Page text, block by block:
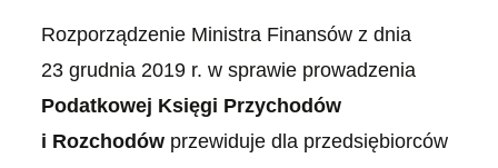
Rozporządzenie Ministra Finansów z dnia
23 grudnia 2019 r. w sprawie prowadzenia
Podatkowej Księgi Przychodów
i Rozchodów przewiduje dla przedsiębiorców